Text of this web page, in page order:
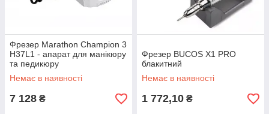
Фрезер Marathon Champion 3
H37L1 - апарат для манікюру
та педикюру
Немає в наявності
7 128 ₴
Фрезер BUCOS X1 PRO
блакитний
Немає в наявності
1 772,10 ₴